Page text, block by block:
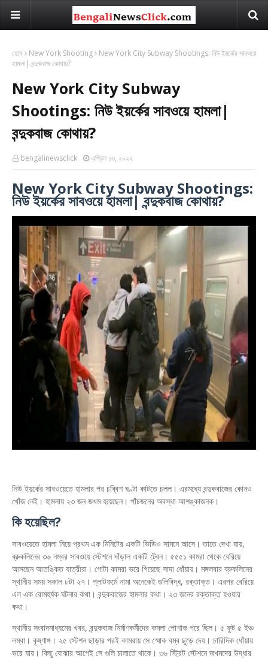
হোম New York Shooting
New York City Subway Shootings: নিউ ইয়র্কের সাবওয়ে
হামলা| বন্দুকবাজ কোথায়?
New York City Subway
Shootings: নিউ ইয়র্কের সাবওয়ে হামলা|
বন্দুকবাজ কোথায়?
bengalinewsclick এপ্রিল ১৩, ২০২২
New York City Subway Shootings:
নিউ ইয়র্কের সাবওয়ে হামলা| বন্দুকবাজ কোথায়?
নিউ ইয়র্কের সাবওয়েতে হামলার পর চব্বিশ ঘণ্টা কাটতে চলল। এরমধ্যে বন্দুকবাজের কোনও
খোঁজ নেই। হামলায় ২৩ জন জখম হয়েছেন। পাঁচজনের অবস্থা আশঙ্কাজনক।
কি হয়েছিল?
সাবওয়েতে হামলা নিয়ে প্রথম এক মিনিটের একটি ভিডিও সামনে আসে। তাতে দেখা যায়,
ব্রুকলিনের ৩৬ নম্বর সাবওয়ে স্টেশনে দাঁড়াল একটি ট্রেন। ৫৫৫১ কামরা থেকে বেরিয়ে
আসছেন আতঙ্কিত যাত্রীরা। গোটা কামরা ভরে গিয়েছে সাদা ধোঁয়ায়। মঙ্গলবার ব্রুকলিনের
স্থানীয় সময় সকাল ৮টা ২৭। প্লাটফর্মে নামা অনেকেই গুলিবিদ্ধ, রক্তাক্ত। এরপর বেরিয়ে
এল এক রোমহর্ষক ঘটনার কথা। বন্দুকবাজের হামলার কথা। ২৩ জনের রক্তাক্ত হওয়ার
কথা।
স্থানীয় সংবাদমাধ্যমের খবর, বন্দুকবাজ নির্মাণকর্মীদের কমলা পোশাক পরে ছিল। ৫ ফুট ৫ ইঞ্চ
লম্বা। কৃষ্ণাঙ্গ। ২৫ স্টেশন ছাড়ার পরই কামরায় সে স্মোক বম্ব ছুড়ে দেয়। চারিদিক ধোঁয়ায়
ভরে যায়। কিছু বোঝার আগেই সে গুলি চালাতে থাকে। ৩৬ স্ট্রিট স্টেশনে জখমদের উদ্ধার